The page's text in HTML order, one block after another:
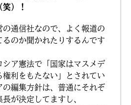
）！
の通信社なので、よく報道の
るのか聞かれたりするんです
シア憲法で「国家はマスメデ
権利をもたない」とされてい
の編集方針は、普通にそれぞ
が決定してますし、